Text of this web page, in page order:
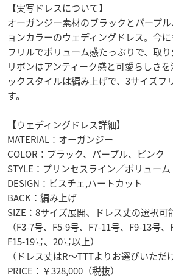
【実写ドレスについて】
オーガンジー素材のブラックとパープ
ョンカラーのウェディングドレス。今
フリルでボリューム感たっぷりで、取
リボンはアンティーク感と可愛らしさ
ックスタイルは編み上げで、3サイズフ
す。
【ウェディングドレス詳細】
MATERIAL：オーガンジー
COLOR：ブラック、パープル、ピンク
STYLE：プリンセスライン／ボリューム
DESIGN：ビスチェ,ハートカット
BACK：編み上げ
SIZE：8サイズ展開、ドレス丈の選択可
（F3-7号、F5-9号、F7-11号、F9-13号、
F15-19号、20号以上）
（ドレス丈はR〜TTTよりお選びいただ
PRICE：￥328,000（税抜）